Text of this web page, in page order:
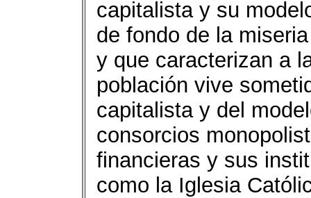
capitalista y su
de fondo de la
y que caracterizan a
población vive
capitalista y del
consorcios
financieras y sus
como la Iglesia